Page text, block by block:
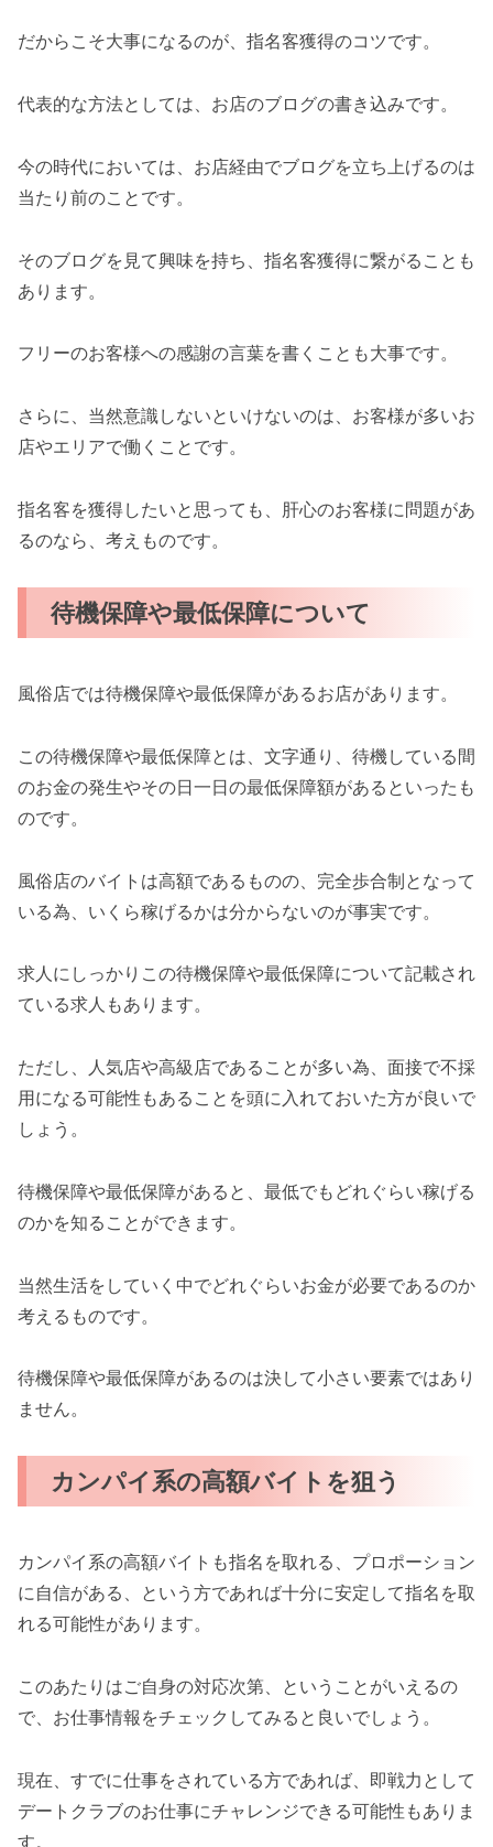
だからこそ大事になるのが、指名客獲得のコツです。
代表的な方法としては、お店のブログの書き込みです。
今の時代においては、お店経由でブログを立ち上げるのは
当たり前のことです。
そのブログを見て興味を持ち、指名客獲得に繋がることも
あります。
フリーのお客様への感謝の言葉を書くことも大事です。
さらに、当然意識しないといけないのは、お客様が多いお
店やエリアで働くことです。
指名客を獲得したいと思っても、肝心のお客様に問題があ
るのなら、考えものです。
待機保障や最低保障について
風俗店では待機保障や最低保障があるお店があります。
この待機保障や最低保障とは、文字通り、待機している間
のお金の発生やその日一日の最低保障額があるといったも
のです。
風俗店のバイトは高額であるものの、完全歩合制となって
いる為、いくら稼げるかは分からないのが事実です。
求人にしっかりこの待機保障や最低保障について記載され
ている求人もあります。
ただし、人気店や高級店であることが多い為、面接で不採
用になる可能性もあることを頭に入れておいた方が良いで
しょう。
待機保障や最低保障があると、最低でもどれぐらい稼げる
のかを知ることができます。
当然生活をしていく中でどれぐらいお金が必要であるのか
考えるものです。
待機保障や最低保障があるのは決して小さい要素ではあり
ません。
カンパイ系の高額バイトを狙う
カンパイ系の高額バイトも指名を取れる、プロポーション
に自信がある、という方であれば十分に安定して指名を取
れる可能性があります。
このあたりはご自身の対応次第、ということがいえるの
で、お仕事情報をチェックしてみると良いでしょう。
現在、すでに仕事をされている方であれば、即戦力として
デートクラブのお仕事にチャレンジできる可能性もありま
す。